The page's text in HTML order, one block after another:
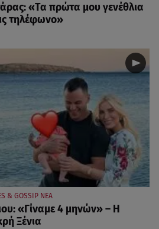
«Τα πρώτα μου γενέθλια
τηλέφωνο»
& GOSSIP ΝΕΑ
«Γίναμε 4 μηνών» – Η
Ξένια